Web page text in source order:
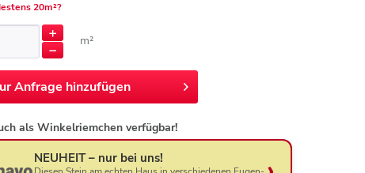
20m²?
m²
Anfrage hinzufügen
als Winkelriemchen verfügbar!
NEUHEIT – nur bei uns!